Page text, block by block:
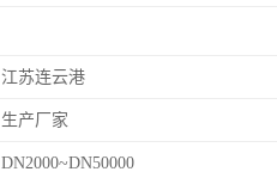
江苏连云港
生产厂家
DN2000~DN50000